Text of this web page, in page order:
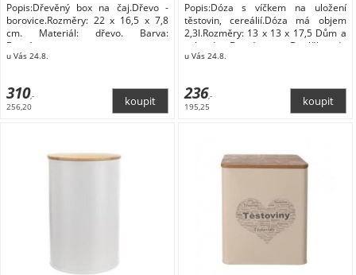
Popis:Dřevěný box na čaj.Dřevo -
borovice.Rozměry: 22 x 16,5 x 7,8
cm. Materiál: dřevo. Barva:
Domácnost
u Vás 24.8.
310,-
256,20
Popis:Dóza s víčkem na uložení
těstovin, cereálií.Dóza má objem
2,3l.Rozměry: 13 x 13 x 17,5 Dům a
zahrada Domácnost Doplňky do
kuchyně Skladování a balení
u Vás 24.8.
236,-
195,25